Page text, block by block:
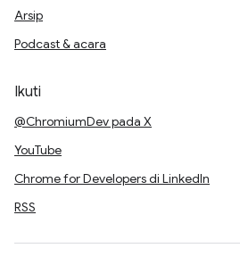
Arsip
Podcast & acara
Ikuti
@ChromiumDev pada X
YouTube
Chrome for Developers di LinkedIn
RSS